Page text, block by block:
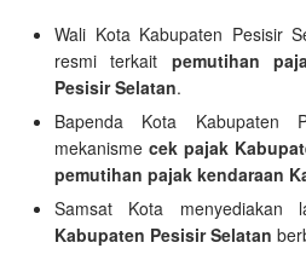
Wali Kota Kabupaten Pesisir
resmi terkait pemutihan
Pesisir Selatan.
Bapenda Kota Kabupaten
mekanisme cek pajak
pemutihan pajak kendaraan
Samsat Kota menyediakan
Kabupaten Pesisir Selatan